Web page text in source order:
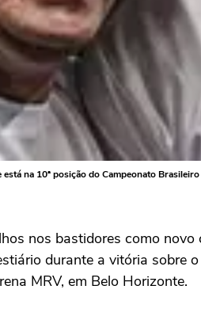
na 10ª posição do Campeonato Brasileiro
nos bastidores como
durante a vitória sobre
MRV, em Belo Horizonte.